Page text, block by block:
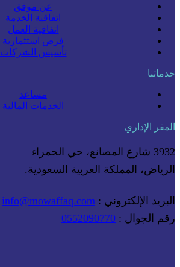
عن موفق
اتفاقية الخدمة
اتفاقية العمل
فرص استثمارية
تأسيس الشركات
خدماتنا
مساعد
الخدمات المالية
المقر الإداري
3932 شارع المصانع، حي الحمراء
الرياض، المملكة العربية السعودية.
البريد الإلكتروني : info@mowaffaq.com
رقم الجوال : 0552090770